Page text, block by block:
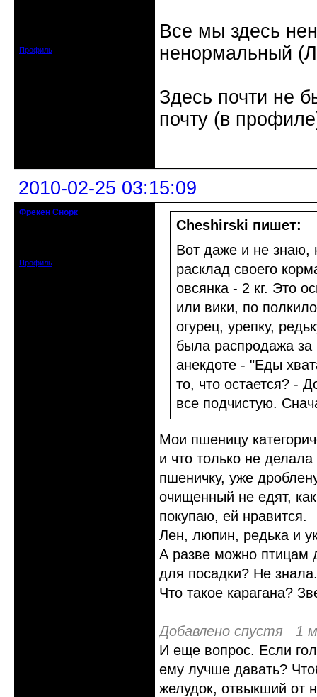
Профиль
Все мы здесь
ненормальный
Здесь почти не
почту (в
2010-02-25 03:15:09
Фрёкен Снорк
Профиль
Cheshirski пишет:
Вот даже и не знаю,
расклад своего
овсянка - 2 кг. Это
или вики, по
огурец, урепку,
была распродажа за
анекдоте - "Еды
то, что остается? -
все подчистую.
Мои пшеницу
и что только не
пшеничку, уже
очищенный не едят,
покупаю, ей нравится.
Лен, люпин, редька и
А разве можно птицам
для посадки? Не знала.
Что такое карагана?
Добавлено спустя 1
И еще вопрос. Если
ему лучше давать?
желудок, отвыкший от